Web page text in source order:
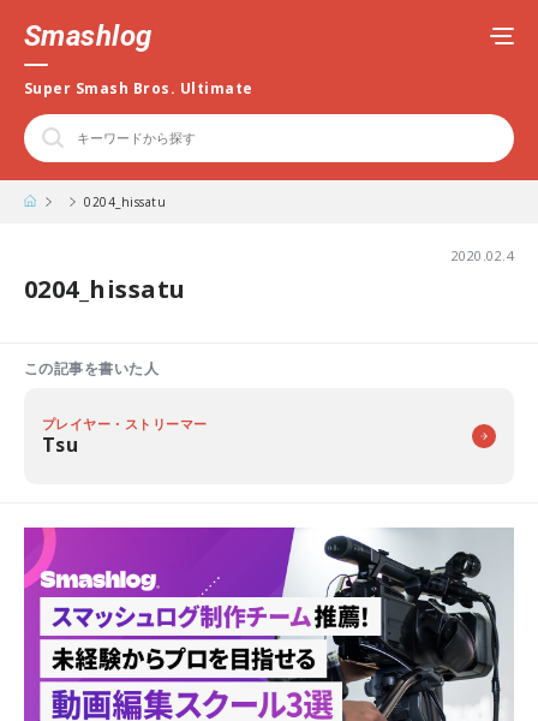
Smashlog
Super Smash Bros. Ultimate
0204_hissatu
2020.02.4
0204_hissatu
この記事を書いた人
プレイヤー・ストリーマー
Tsu